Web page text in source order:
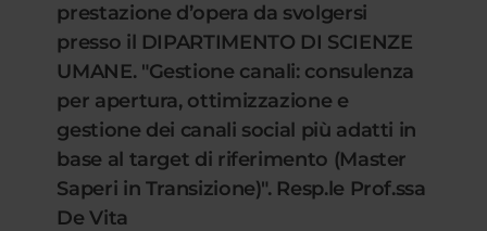
prestazione d’opera da svolgersi
presso il DIPARTIMENTO DI SCIENZE
UMANE. "Gestione canali: consulenza
per apertura, ottimizzazione e
gestione dei canali social più adatti in
base al target di riferimento (Master
Saperi in Transizione)". Resp.le Prof.ssa
De Vita